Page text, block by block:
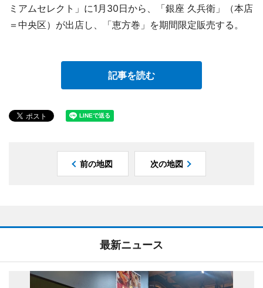
ミアムセレクト」に1月30日から、「銀座 久兵衛」（本店
＝中央区）が出店し、「恵方巻」を期間限定販売する。
記事を読む
前の地図 次の地図
最新ニュース